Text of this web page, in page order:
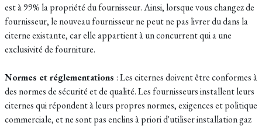
est à 99% la propriété du fournisseur. Ainsi, lorsque vous changez de
fournisseur, le nouveau fournisseur ne peut ne pas livrer du dans la
citerne existante, car elle appartient à un concurrent qui a une
exclusivité de fourniture.
Normes et réglementations : Les citernes doivent être conformes à
des normes de sécurité et de qualité. Les fournisseurs installent leurs
citernes qui répondent à leurs propres normes, exigences et politique
commerciale, et ne sont pas enclins à priori d'utiliser installation gaz